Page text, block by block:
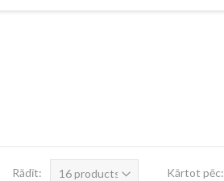
Rādīt: Kārtot pēc: